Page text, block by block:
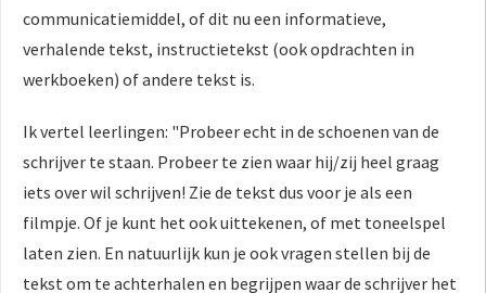
communicatiemiddel, of dit nu een informatieve,
verhalende tekst, instructietekst (ook opdrachten in
werkboeken) of andere tekst is.
Ik vertel leerlingen: "Probeer echt in de schoenen van de
schrijver te staan. Probeer te zien waar hij/zij heel graag
iets over wil schrijven! Zie de tekst dus voor je als een
filmpje. Of je kunt het ook uittekenen, of met toneelspel
laten zien. En natuurlijk kun je ook vragen stellen bij de
tekst om te achterhalen en begrijpen waar de schrijver het